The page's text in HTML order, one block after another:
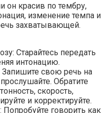
он красив по тембру,
изменение темпа и
захватывающей.
Старайтесь передать
интонацию.
Запишите свою речь на
Обратите
скорость,
и корректируйте.
Попробуйте говорить как